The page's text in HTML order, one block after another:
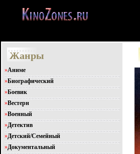
Жанры
»Аниме
»Биографический
»Боевик
»Вестерн
»Военный
»Детектив
»Детский/Семейный
»Документальный